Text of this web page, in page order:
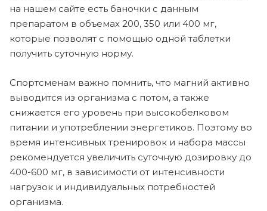
на нашем сайте есть баночки с данным
препаратом в объемах 200, 350 или 400 мг,
которые позволят с помощью одной таблетки
получить суточную норму.
Спортсменам важно помнить, что магний активно
выводится из организма с потом, а также
снижается его уровень при высокобелковом
питании и употреблении энергетиков. Поэтому во
время интенсивных тренировок и набора массы
рекомендуется увеличить суточную дозировку до
400-600 мг, в зависимости от интенсивности
нагрузок и индивидуальных потребностей
организма.